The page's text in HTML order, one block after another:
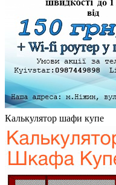
Калькулятор шафи купе